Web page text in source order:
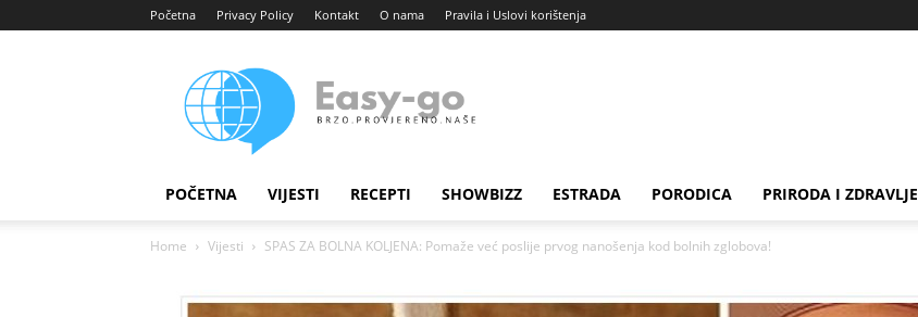
Početna Privacy Policy Kontakt O nama Pravila i Uslovi korištenja
portal
POČETNA VIJESTI RECEPTI SHOWBIZZ ESTRADA PORODICA PRIRODA I ZDRAVLJE
Home Vijesti SPAS ZA BOLNA KOLJENA: Pomaže već poslije prvog nanošenja kod bolnih zglobova!